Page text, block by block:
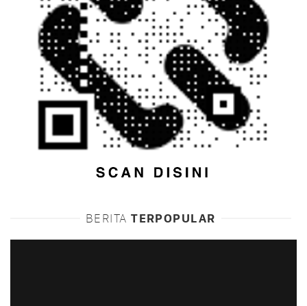
BERITA TERPOPULAR